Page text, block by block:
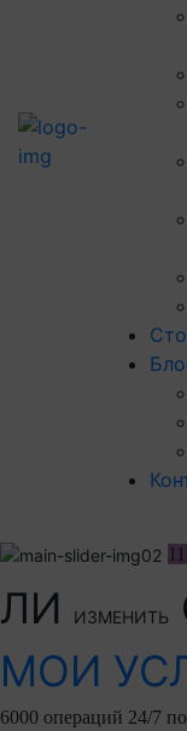
ЛИ
ИЗМЕНИТЬ
МОИ
6000 операций 24/7